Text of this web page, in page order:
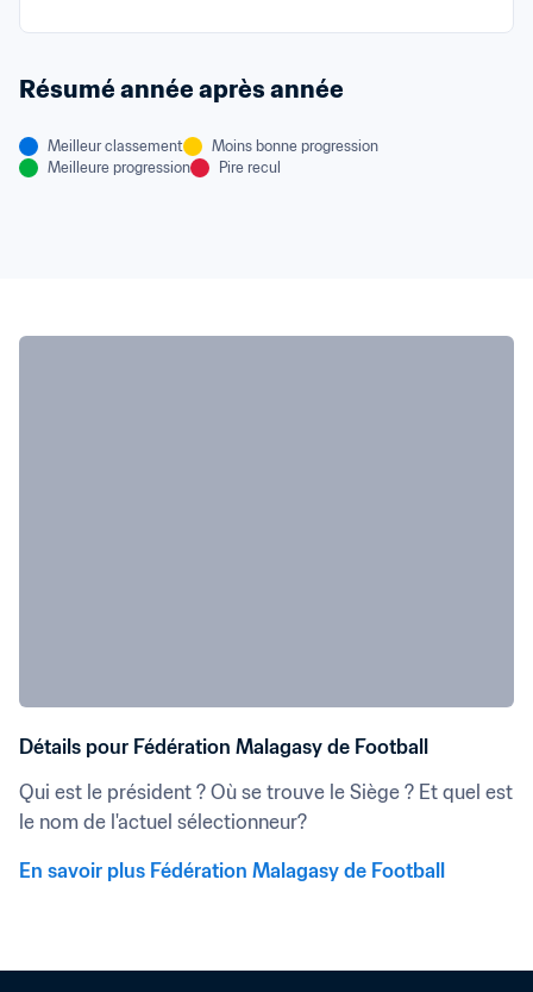
Résumé année après année
Meilleur classement
Moins bonne progression
Meilleure progression
Pire recul
Détails pour Fédération Malagasy de Football
Qui est le président ? Où se trouve le Siège ? Et quel est
le nom de l'actuel sélectionneur?
En savoir plus Fédération Malagasy de Football